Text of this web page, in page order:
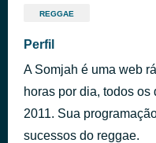
REGGAE
Perfil
A Somjah é uma web
horas por dia, todos
2011. Sua
sucessos do reggae.